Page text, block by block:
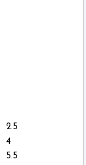
2.5
4
5.5